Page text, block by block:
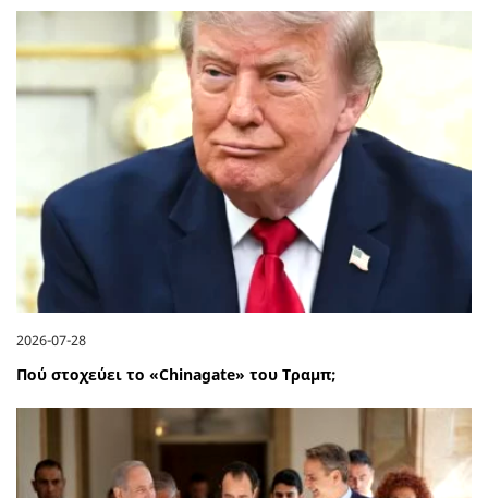
2026-07-28
Πού στοχεύει το «Chinagate» του Τραμπ;